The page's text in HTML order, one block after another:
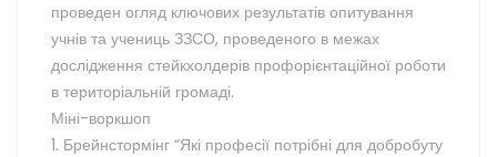
проведен огляд ключових результатів опитування
учнів та учениць ЗЗСО, проведеного в межах
дослідження стейкхолдерів профорієнтаційної роботи
в територіальній громаді.
Міні-воркшоп
1. Брейнстормінг “Які професії потрібні для добробуту